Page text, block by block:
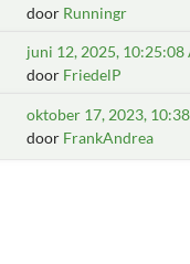
door Runningr
juni 12, 2025, 10:25:08
door FriedelP
oktober 17, 2023,
door FrankAndrea